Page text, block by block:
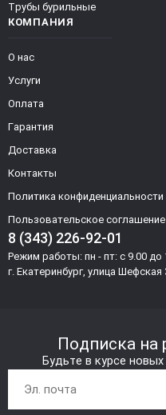
КОМПАНИЯ
О нас
Услуги
Оплата
Гарантия
Доставка
Контакты
Политика конфиденциальности
Пользовательское соглашение
8 (343) 226-92-01
Режим работы: пн - пт: с 9.00 до
г. Екатеринбург, улица Шефская
Трубы бурильные
Подписка на
Будьте в курсе